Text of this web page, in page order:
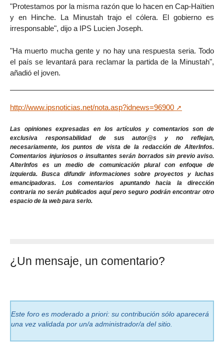
"Protestamos por la misma razón que lo hacen en Cap-Haïtien
y en Hinche. La Minustah trajo el cólera. El gobierno es
irresponsable", dijo a IPS Lucien Joseph.
"Ha muerto mucha gente y no hay una respuesta seria. Todo
el país se levantará para reclamar la partida de la Minustah",
añadió el joven.
http://www.ipsnoticias.net/nota.asp?idnews=96900
Las opiniones expresadas en los artículos y comentarios son de
exclusiva responsabilidad de sus autor@s y no reflejan,
necesariamente, los puntos de vista de la redacción de AlterInfos.
Comentarios injuriosos o insultantes serán borrados sin previo aviso.
AlterInfos es un medio de comunicación plural con enfoque de
izquierda. Busca difundir informaciones sobre proyectos y luchas
emancipadoras. Los comentarios apuntando hacia la dirección
contraria no serán publicados aquí pero seguro podrán encontrar otro
espacio de la web para serlo.
¿Un mensaje, un comentario?
Este foro es moderado a priori: su contribución sólo aparecerá
una vez validada por un/a administrador/a del sitio.